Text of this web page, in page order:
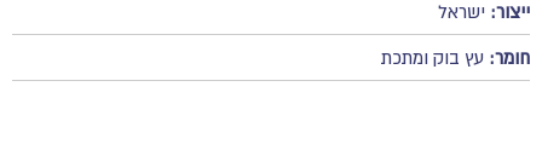
ייצור: ישראל
חומר: עץ בוק ומתכת